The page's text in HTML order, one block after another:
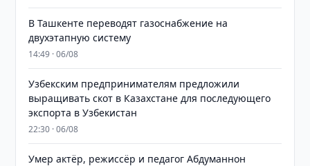
В Ташкенте переводят газоснабжение на
двухэтапную систему
14:49 · 06/08
Узбекским предпринимателям предложили
выращивать скот в Казахстане для последующего
экспорта в Узбекистан
22:30 · 06/08
Умер актёр, режиссёр и педагог Абдуманнон